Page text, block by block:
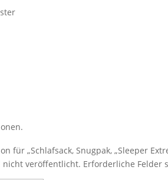
für „Schlafsack, Snugpak, „Sleeper
nicht veröffentlicht. Erforderliche Felder